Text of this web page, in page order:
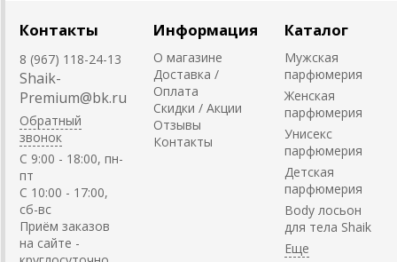
Контакты
8 (967) 118-24-13
Shaik-
Premium@bk.ru
Обратный
звонок
C 9:00 - 18:00, пн-
пт
С 10:00 - 17:00,
сб-вс
Приём заказов
на сайте -
Информация
О магазине
Доставка /
Оплата
Скидки / Акции
Отзывы
Контакты
Каталог
Мужская
парфюмерия
Женская
парфюмерия
Унисекс
парфюмерия
Детская
парфюмерия
Body лосьон
для тела Shaik